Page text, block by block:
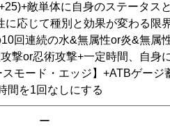
敵単体に自身のステータス
に応じて種別と効果が変わる限
回連続の水&無属性or炎&無属
撃or忍術攻撃+一定時間、自身
スモード・エッジ】+ATBゲージ
間を1回なしにする
ー